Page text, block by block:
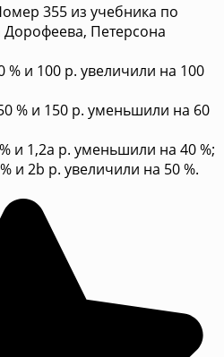
355 из учебника по
Дорофеева, Петерсона
% и 100 р. увеличили на 100
% и 150 р. уменьшили на 60
и 1,2а р. уменьшили на 40 %;
и 2b р. увеличили на 50 %.